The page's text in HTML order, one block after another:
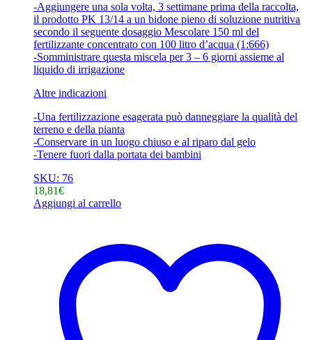
-Aggiungere una sola volta, 3 settimane prima della raccolta,
il prodotto PK 13/14 a un bidone pieno di soluzione nutritiva
secondo il seguente dosaggio Mescolare 150 ml del
fertilizzante concentrato con 100 litro d’acqua (1:666)
-Somministrare questa miscela per 3 – 6 giorni assieme al
liquido di irrigazione
Altre indicazioni
-Una fertilizzazione esagerata può danneggiare la qualità del
terreno e della pianta
-Conservare in un luogo chiuso e al riparo dal gelo
-Tenere fuori dalla portata dei bambini
SKU: 76
18,81€
Aggiungi al carrello